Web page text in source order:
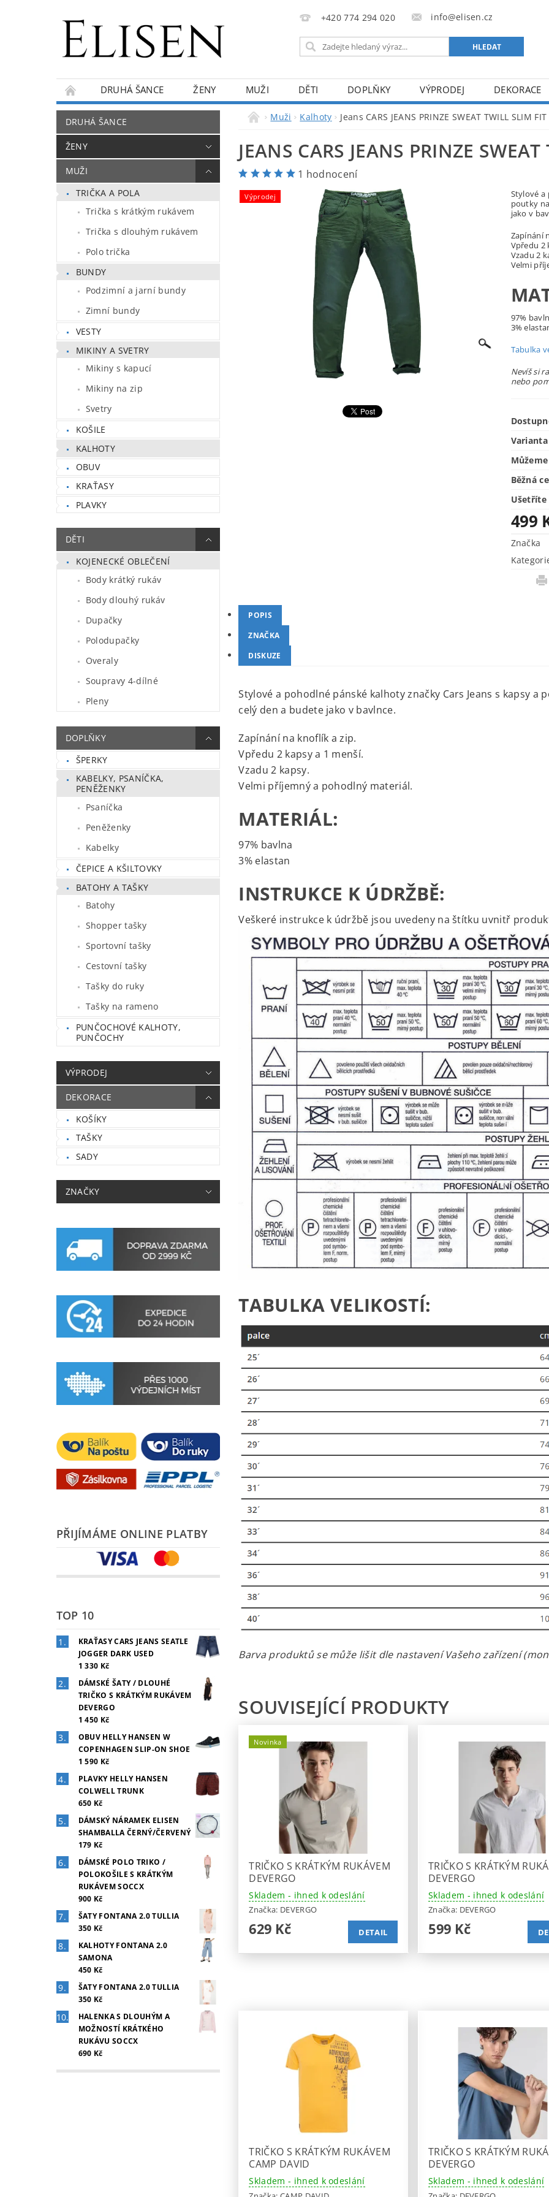
+420 774 294 020 info@elisen.cz
DRUHÁ ŠANCE ŽENY MUŽI DĚTI DOPLŇKY VÝPRODEJ
DEKORACE
KONTAKTY
O NÁS BLOG
DRUHÁ ŠANCE
ŽENY
MUŽI
TRIČKA A POLA
Trička s krátkým rukávem
Trička s dlouhým rukávem
Polo trička
BUNDY
Podzimní a jarní bundy
Zimní bundy
VESTY
MIKINY A SVETRY
Mikiny s kapucí
Mikiny na zip
Svetry
KOŠILE
KALHOTY
OBUV
KRAŤASY
PLAVKY
DĚTI
KOJENECKÉ OBLEČENÍ
Body krátký rukáv
Body dlouhý rukáv
Dupačky
Polodupačky
Overaly
Soupravy 4-dílné
Pleny
DOPLŇKY
ŠPERKY
KABELKY, PSANÍČKA,
PENĚŽENKY
Psaníčka
Peněženky
Kabelky
ČEPICE A KŠILTOVKY
BATOHY A TAŠKY
Batohy
Shopper tašky
Sportovní tašky
Cestovní tašky
Tašky do ruky
Tašky na rameno
PUNČOCHOVÉ KALHOTY,
PUNČOCHY
VÝPRODEJ
DEKORACE
KOŠÍKY
TAŠKY
SADY
ZNAČKY
PŘIJÍMÁME ONLINE PLATBY
TOP 10
KRAŤASY CARS JEANS SEATLE
JOGGER DARK USED
1 330 Kč
DÁMSKÉ ŠATY / DLOUHÉ
TRIČKO S KRÁTKÝM RUKÁVEM
DEVERGO
1 450 Kč
OBUV HELLY HANSEN W
COPENHAGEN SLIP-ON SHOE
1 590 Kč
PLAVKY HELLY HANSEN
COLWELL TRUNK
650 Kč
DÁMSKÝ NÁRAMEK ELISEN
SHAMBALLA ČERNÝ/ČERVENÝ
179 Kč
DÁMSKÉ POLO TRIKO /
POLOKOŠILE S KRÁTKÝM
RUKÁVEM SOCCX
900 Kč
ŠATY FONTANA 2.0 TULLIA
350 Kč
KALHOTY FONTANA 2.0
SAMONA
450 Kč
ŠATY FONTANA 2.0 TULLIA
350 Kč
HALENKA S DLOUHÝM A
MOŽNOSTÍ KRÁTKÉHO
RUKÁVU SOCCX
690 Kč
Muži Kalhoty Jeans CARS JEANS PRINZE SWEAT TWILL SLIM
JEANS CARS JEANS PRINZE
1 hodnocení
Výprodej
Stylové a
poutky
jako v
Zapínání
Vpředu 2
Vzadu 2
Velmi
97%
3%
Tabulka
Nevíš si
nebo
Varianta
Běžná
Ušetříte
499
Značka
POPIS
ZNAČKA
DISKUZE
Stylové a pohodlné pánské kalhoty značky Cars Jeans s kapsy
celý den a budete jako v bavlnce.
Zapínání na knoflík a zip.
Vpředu 2 kapsy a 1 menší.
Vzadu 2 kapsy.
Velmi příjemný a pohodlný materiál.
MATERIÁL:
97% bavlna
3% elastan
INSTRUKCE K ÚDRŽBĚ:
Veškeré instrukce k údržbě jsou uvedeny na štítku uvnitř
TABULKA VELIKOSTÍ:
Barva produktů se může lišit dle nastavení Vašeho zařízení
SOUVISEJÍCÍ PRODUKTY
Novinka
TRIČKO S KRÁTKÝM RUKÁVEM
DEVERGO
Skladem - ihned k odeslání
Značka: DEVERGO
629 Kč DETAIL
TRIČKO S KRÁTKÝM
DEVERGO
Skladem - ihned k odeslání
Značka: DEVERGO
599 Kč
TRIČKO S KRÁTKÝM RUKÁVEM
CAMP DAVID
Skladem - ihned k odeslání
TRIČKO S KRÁTKÝM
DEVERGO
Skladem - ihned k odeslání